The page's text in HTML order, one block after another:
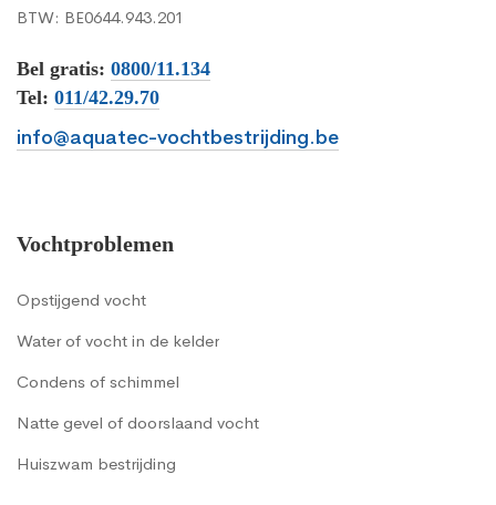
BTW: BE0644.943.201
Bel gratis: 0800/11.134
Tel: 011/42.29.70
info@aquatec-vochtbestrijding.be
Vochtproblemen
Opstijgend vocht
Water of vocht in de kelder
Condens of schimmel
Natte gevel of doorslaand vocht
Huiszwam bestrijding